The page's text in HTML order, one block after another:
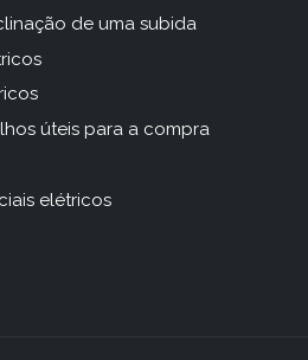
de uma subida
úteis para a compra
elétricos